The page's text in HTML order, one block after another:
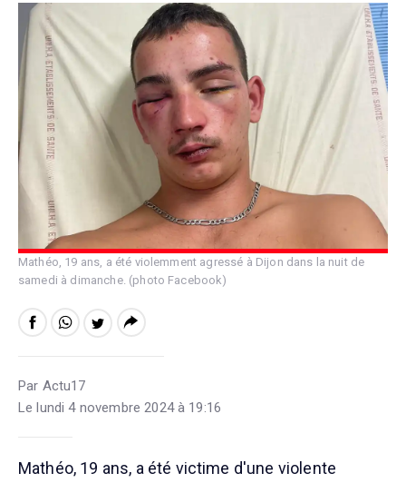
Mathéo, 19 ans, a été violemment agressé à Dijon dans la nuit de
samedi à dimanche. (photo Facebook)
Par Actu17
Le lundi 4 novembre 2024 à 19:16
Mathéo, 19 ans, a été victime d'une violente